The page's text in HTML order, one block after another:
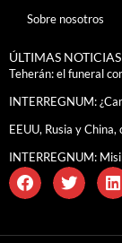
Sobre nosotros
ÚLTIMAS NOTICIAS
Teherán: el funeral
INTERREGNUM:
EEUU, Rusia y
INTERREGNUM: